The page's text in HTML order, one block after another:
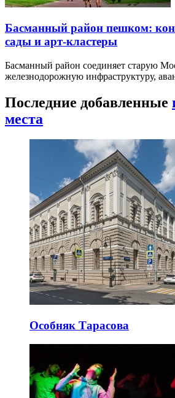
Басманный район пешком:
сады и арт-кластеры
Басманный район соединяет старую
железнодорожную инфраструктуру,
Последние добавленные
места
Особняк Тарасова